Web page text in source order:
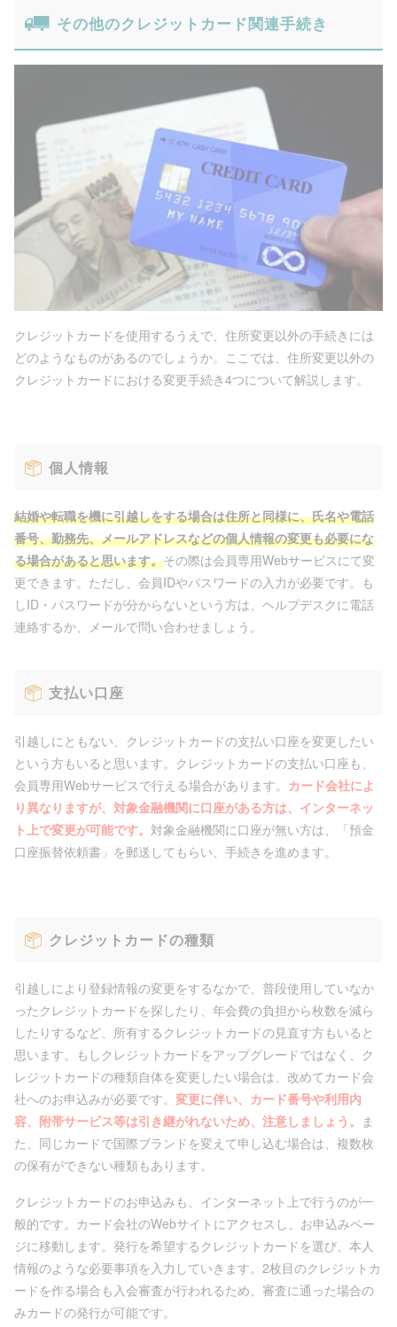
その他のクレジットカード関連手続き
クレジットカードを使用するうえで、住所変更以外の手続きには
どのようなものがあるのでしょうか。ここでは、住所変更以外の
クレジットカードにおける変更手続き4つについて解説します。
個人情報
結婚や転職を機に引越しをする場合は住所と同様に、氏名や電話
番号、勤務先、メールアドレスなどの個人情報の変更も必要にな
る場合があると思います。その際は会員専用Webサービスにて変
更できます。ただし、会員IDやパスワードの入力が必要です。も
しID・パスワードが分からないという方は、ヘルプデスクに電話
連絡するか、メールで問い合わせましょう。
支払い口座
引越しにともない、クレジットカードの支払い口座を変更したい
という方もいると思います。クレジットカードの支払い口座も、
会員専用Webサービスで行える場合があります。 カード会社によ
り異なりますが、対象金融機関に口座がある方は、インターネッ
ト上で変更が可能です。 対象金融機関に口座が無い方は、「預金
口座振替依頼書」を郵送してもらい、手続きを進めます。
クレジットカードの種類
引越しにより登録情報の変更をするなかで、普段使用していなか
ったクレジットカードを探したり、年会費の負担から枚数を減ら
したりするなど、所有するクレジットカードの見直す方もいると
思います。もしクレジットカードをアップグレードではなく、ク
レジットカードの種類自体を変更したい場合は、改めてカード会
社へのお申込みが必要です。 変更に伴い、カード番号や利用内
容、附帯サービス等は引き継がれないため、注意しましょう。 ま
た、同じカードで国際ブランドを変えて申し込む場合は、複数枚
の保有ができない種類もあります。
クレジットカードのお申込みも、インターネット上で行うのが一
般的です。カード会社のWebサイトにアクセスし、お申込みペー
ジに移動します。発行を希望するクレジットカードを選び、本人
情報のような必要事項を入力していきます。2枚目のクレジットカ
ードを作る場合も入会審査が行われるため、審査に通った場合の
みカードの発行が可能です。